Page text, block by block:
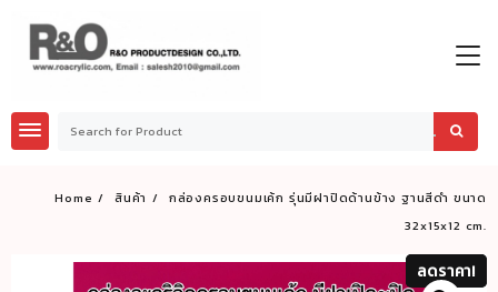
content
Home สินค้า
กล่องครอบขนมเค้ก รุ่นมีฝาปิดด้านข้าง ฐานสีดำ ขนาด
32x15x12 cm.
ลดราคา!
ลดราคา!